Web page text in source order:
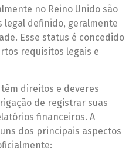
no Reino Unido são
legal definido, geralmente
Esse status é concedido
requisitos legais e
direitos e deveres
de registrar suas
financeiros. A
dos principais aspectos